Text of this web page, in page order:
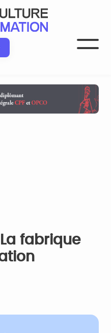
fabrique